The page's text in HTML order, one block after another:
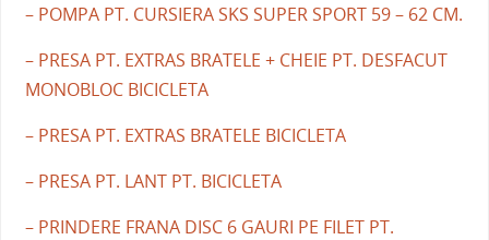
– POMPA PT. CURSIERA SKS SUPER SPORT 59 – 62 CM.
– PRESA PT. EXTRAS BRATELE + CHEIE PT. DESFACUT
MONOBLOC BICICLETA
– PRESA PT. EXTRAS BRATELE BICICLETA
– PRESA PT. LANT PT. BICICLETA
– PRINDERE FRANA DISC 6 GAURI PE FILET PT.